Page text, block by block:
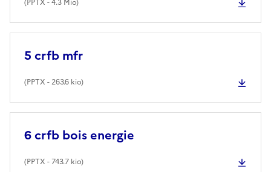
5 crfb mfr
(PPTX - 263.6 kio)
6 crfb bois energie
(PPTX - 743.7 kio)